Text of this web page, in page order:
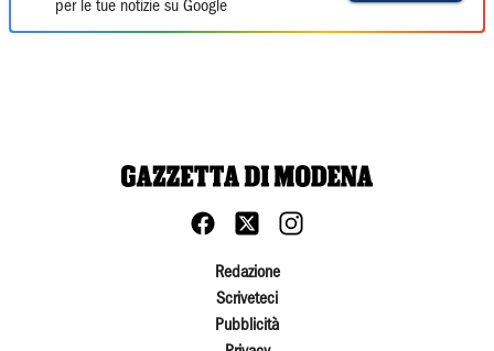
per le tue notizie su Google
Redazione
Scriveteci
Pubblicità